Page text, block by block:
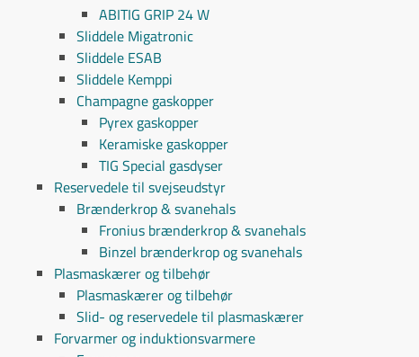
ABITIG GRIP 24 W
Sliddele Migatronic
Sliddele ESAB
Sliddele Kemppi
Champagne gaskopper
Pyrex gaskopper
Keramiske gaskopper
TIG Special gasdyser
Reservedele til svejseudstyr
Brænderkrop & svanehals
Fronius brænderkrop & svanehals
Binzel brænderkrop og svanehals
Plasmaskærer og tilbehør
Plasmaskærer og tilbehør
Slid- og reservedele til plasmaskærer
Forvarmer og induktionsvarmere